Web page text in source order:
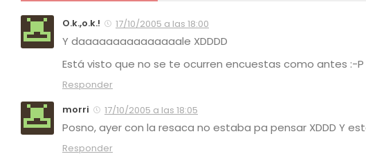
O.k.,o.k.! 17/10/2005 a las 18:00
Y daaaaaaaaaaaaaaale XDDDD
Está visto que no se te ocurren encuestas como antes :-P
Responder
morri
17/10/2005 a las 18:05
Posno, ayer con la resaca no estaba pa pensar XDDD Y
Responder